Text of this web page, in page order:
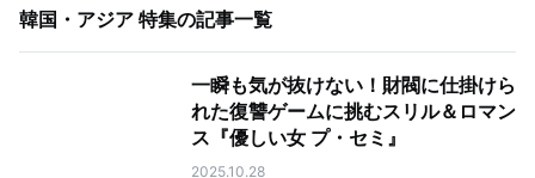
韓国・アジア 特集の記事一覧
一瞬も気が抜けない！財閥に仕掛けら
れた復讐ゲームに挑むスリル＆ロマン
ス『優しい女 プ・セミ』
2025.10.28